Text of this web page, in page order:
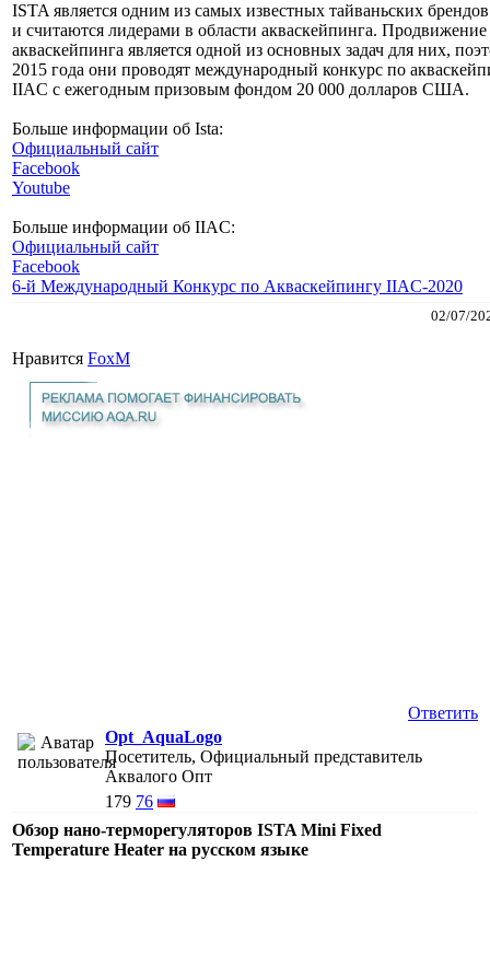
ISTA является одним из самых известных тайваньских
и считаются лидерами в области акваскейпинга. Продвижение
акваскейпинга является одной из основных задач для них,
2015 года они проводят международный конкурс по
IIAC с ежегодным призовым фондом 20 000 долларов США.
Больше информации об Ista:
Официальный сайт
Facebook
Youtube
Больше информации об IIAC:
Официальный сайт
Facebook
6-й Международный Конкурс по Акваскейпингу IIAC-2020
02/07/
Нравится FoxM
Ответить
Opt_AquaLogo
Посетитель, Официальный представитель
Аквалого Опт
179 76
Обзор нано-терморегуляторов ISTA Mini Fixed
Temperature Heater на русском языке